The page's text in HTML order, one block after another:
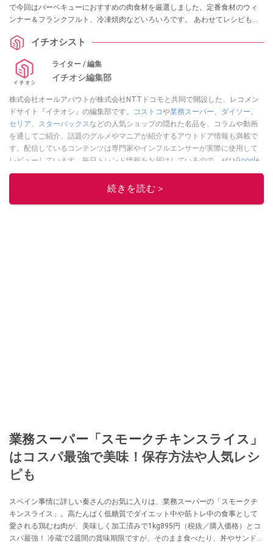
で今回はバーベキューにおすすめの肉食材を厳選しました。定番食材のウィ
ンナー＆フランクフルト、冷凍焼肉などいろいろです。 あわせてレシピも紹
イチオシスト
ライター / 編集
イチオシ編集部
株式会社オールアバウトが株式会社NTTドコモと共同で開設した、レコメン
ドサイト『イチオシ』の編集部です。
コストコや業務スーパー ダイソー
セリア
スターバックス などの人気ショップの隠れた名品を、コラムや動画
を通してご紹介。話題のグルメやマニアが紹介するアウトドア情報も満載で
す。配信しているコンテンツは専門家やインフルエンサーが実際に使用して
レビューしています。毎日トレンド情報をお届けしているので、ぜひGoogle
ニュースでフォローしてください！
このイチオシストの他の記事を読む
続きを読む＞
業務スーパー「スモークチキンスライス」
はコスパ最強で美味！保存方法や人気レシ
ピも
スペイン事情に詳しい秦さんのお気に入りは、業務スーパーの「スモークチ
キンスライス」。高たんぱく低糖質でダイエット中や筋トレ中の食事として
愛される鶏むね肉が、美味しく加工済みで1kg895円（税抜／購入価格）とコ
スパ最強！ 冷蔵で2週間の賞味期限ですが、そのまま食べたり、丼やサンドイ